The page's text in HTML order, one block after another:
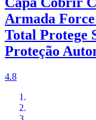
Armada
Total Protege
Proteção
4.8